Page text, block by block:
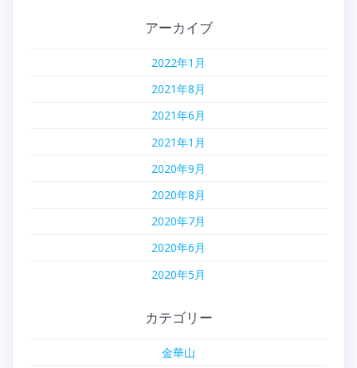
アーカイブ
2022年1月
2021年8月
2021年6月
2021年1月
2020年9月
2020年8月
2020年7月
2020年6月
2020年5月
カテゴリー
金華山